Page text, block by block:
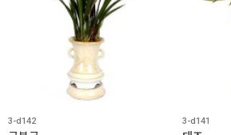
3-d142 3-d141